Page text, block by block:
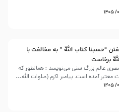
“حسبنا كتاب اللّه ” به مخالفت با
برخاست
خفاجی مصری عالم بزرگ سنی می‌نویسد : همانطور که
معتبر آمده است، پیامبر اکرم (صلوات اللّه...